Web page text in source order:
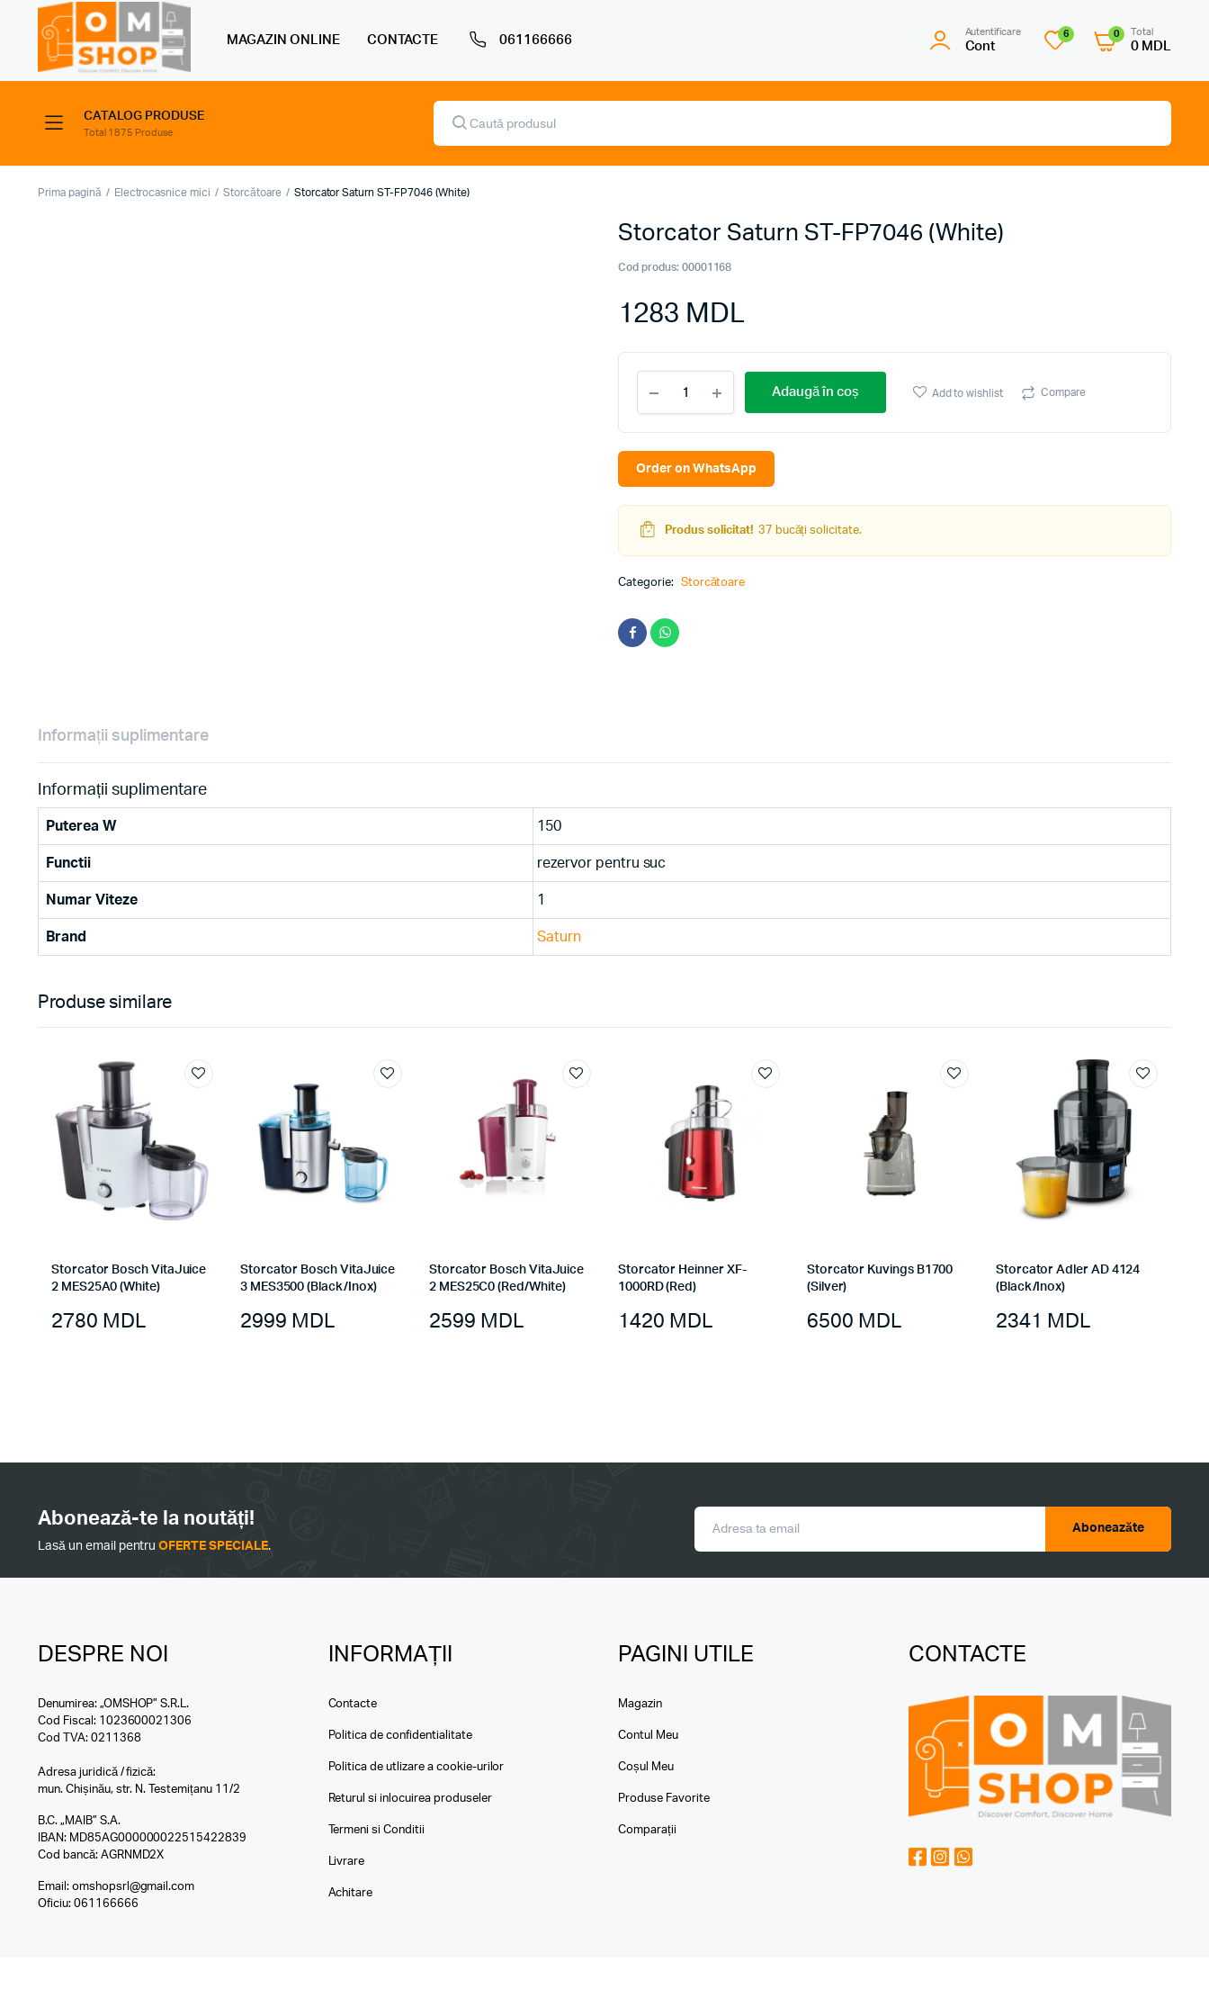
MAGAZIN ONLINE CONTACTE 061166666
Autentificare
Cont
6 0 Total
0 MDL
CATALOG PRODUSE
Total 1875 Produse
Products
search
Prima pagină Electrocasnice mici Storcătoare Storcator Saturn ST-FP7046 (White)
Storcator Saturn ST-FP7046 (White)
Cod produs: 00001168
1283 MDL
Saturn
ST-
FP7046
quantity
Adaugă în coș Add to wishlist Compare
Order on WhatsApp
Produs solicitat! 37 bucăți solicitate.
Categorie: Storcătoare
Informații suplimentare
Informații suplimentare
Puterea W 150
Functii rezervor pentru suc
Numar Viteze 1
Brand Saturn
Produse similare
Storcator Bosch VitaJuice
2 MES25A0 (White)
2780 MDL
Storcator Bosch VitaJuice
3 MES3500 (Black/Inox)
2999 MDL
Storcator Bosch VitaJuice
2 MES25C0 (Red/White)
2599 MDL
Storcator Heinner XF-
1000RD (Red)
1420 MDL
Storcator Kuvings B1700
(Silver)
6500 MDL
Storcator Adler AD 4124
(Black/Inox)
2341 MDL
Abonează-te la noutăți!
Lasă un email pentruOFERTE SPECIALE.
Aboneazăte
DESPRE NOI
Denumirea: „OMSHOP” S.R.L.
Cod Fiscal: 1023600021306
Cod TVA: 0211368
Adresa juridică / fizică:
mun. Chișinău, str. N. Testemițanu 11/2
B.C. „MAIB” S.A.
IBAN: MD85AG000000022515422839
Cod bancă: AGRNMD2X
Email: omshopsrl@gmail.com
Oficiu: 061166666
INFORMAȚII
Contacte
Politica de confidentialitate
Politica de utlizare a cookie-urilor
Returul si inlocuirea produseler
Termeni si Conditii
Livrare
Achitare
PAGINI UTILE
Magazin
Contul Meu
Coșul Meu
Produse Favorite
Comparații
CONTACTE